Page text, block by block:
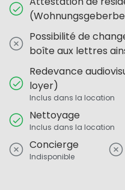
Possibilité de
boîte aux lettres
Redevance
loyer)
Inclus dans la location
Nettoyage
Inclus dans la location
Concierge
Indisponible